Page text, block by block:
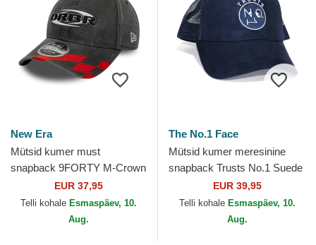
New Era
Mütsid kumer must
snapback 9FORTY M-Crown
Washed Red Bull Racing
Formula 1 New Era
EUR 37,95
Telli kohale Esmaspäev, 10.
Aug.
The No.1 Face
Mütsid kumer meresinine
snapback Trusts No.1 Suede
Navy White The No.1 Face
EUR 39,95
Telli kohale Esmaspäev, 10.
Aug.